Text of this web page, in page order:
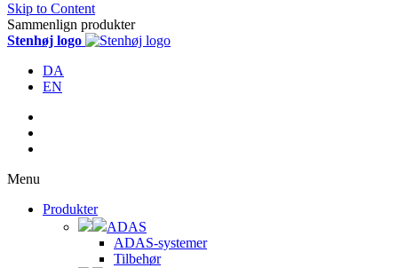
Skip to Content
Sammenlign produkter
Stenhøj logo
DA
EN
Menu
Produkter
ADAS
ADAS-systemer
Tilbehør